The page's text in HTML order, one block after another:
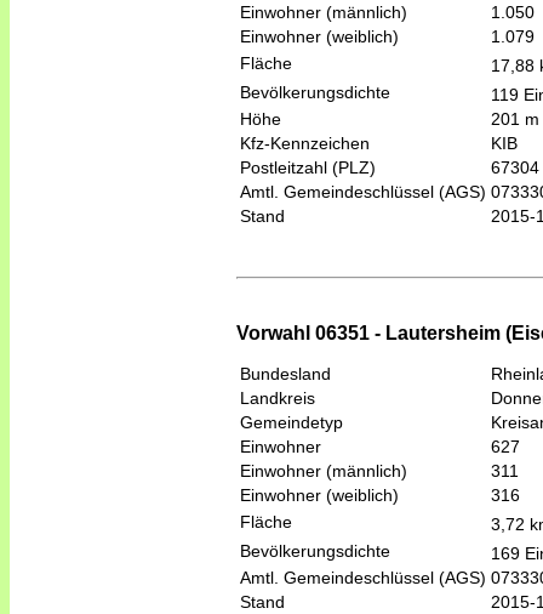
Einwohner (männlich)
1.050
Einwohner (weiblich)
1.079
Fläche
17,88
Bevölkerungsdichte
119
Höhe
201
Kfz-Kennzeichen
KIB
Postleitzahl (PLZ)
67304
Amtl. Gemeindeschlüssel (AGS)
Stand
2015-
Vorwahl 06351 - Lautersheim
Bundesland
Landkreis
Gemeindetyp
Einwohner
627
Einwohner (männlich)
311
Einwohner (weiblich)
316
Fläche
3,72
Bevölkerungsdichte
169
Amtl. Gemeindeschlüssel (AGS)
Stand
2015-